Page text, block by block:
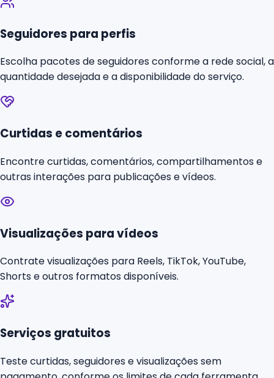
Seguidores para perfis
Escolha pacotes de seguidores conforme a rede social, a
quantidade desejada e a disponibilidade do serviço.
Curtidas e comentários
Encontre curtidas, comentários, compartilhamentos e
outras interações para publicações e vídeos.
Visualizações para vídeos
Contrate visualizações para Reels, TikTok, YouTube,
Shorts e outros formatos disponíveis.
Serviços gratuitos
Teste curtidas, seguidores e visualizações sem